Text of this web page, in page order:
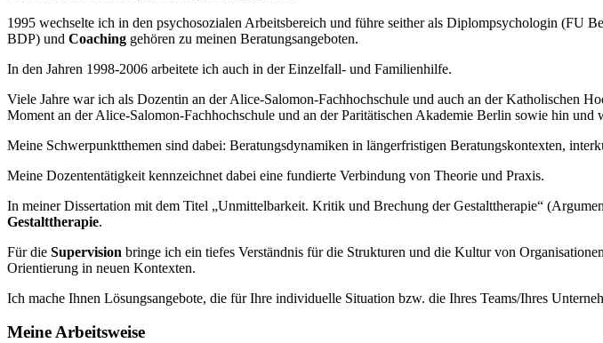
1995 wechselte ich in den psychosozialen Arbeitsbereich und führe seither als Diplompsychologin (FU
BDP) und Coaching gehören zu meinen Beratungsangeboten.
In den Jahren 1998-2006 arbeitete ich auch in der Einzelfall- und Familienhilfe.
Viele Jahre war ich als Dozentin an der Alice-Salomon-Fachhochschule und auch an der Katholischen
Moment an der Alice-Salomon-Fachhochschule und an der Paritätischen Akademie Berlin sowie hin und
Meine Schwerpunktthemen sind dabei: Beratungsdynamiken in längerfristigen Beratungskontexten,
Meine Dozententätigkeit kennzeichnet dabei eine fundierte Verbindung von Theorie und Praxis.
In meiner Dissertation mit dem Titel „Unmittelbarkeit. Kritik und Brechung der Gestalttherapie“
Gestalttherapie.
Für die Supervision bringe ich ein tiefes Verständnis für die Strukturen und die Kultur von
Orientierung in neuen Kontexten.
Ich mache Ihnen Lösungsangebote, die für Ihre individuelle Situation bzw. die Ihres Teams/Ihres
Meine Arbeitsweise